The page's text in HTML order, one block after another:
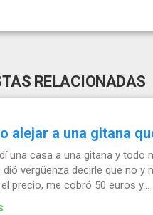
RELACIONADAS
alejar a una gitana
una casa a una gitana y todo
dió vergüenza decirle que no
precio, me cobró 50 euros y...